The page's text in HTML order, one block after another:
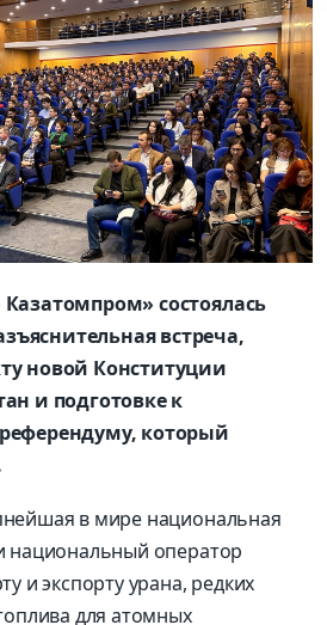
состоялась
встреча,
новой Конституции
и подготовке к
который
в мире национальная
национальный оператор
и экспорту урана, редких
для атомных